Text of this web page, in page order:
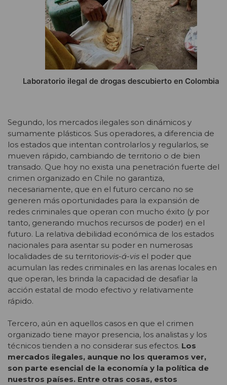
Laboratorio ilegal de drogas descubierto en Colombia
Segundo, los mercados ilegales son dinámicos y
sumamente plásticos. Sus operadores, a diferencia de
los estados que intentan controlarlos y regularlos, se
mueven rápido, cambiando de territorio o de bien
transado. Que hoy no exista una penetración fuerte del
crimen organizado en Chile no garantiza,
necesariamente, que en el futuro cercano no se
generen más oportunidades para la expansión de
redes criminales que operan con mucho éxito (y por
tanto, generando muchos recursos de poder) en el
futuro. La relativa debilidad económica de los estados
nacionales para asentar su poder en numerosas
localidades de su territoriovis-á-vis el poder que
acumulan las redes criminales en las arenas locales en
que operan, les brinda la capacidad de desafiar la
acción estatal de modo efectivo y relativamente
rápido.
Tercero, aún en aquellos casos en que el crimen
organizado tiene mayor presencia, los analistas y los
técnicos tienden a no considerar sus efectos. Los
mercados ilegales, aunque no los queramos ver,
son parte esencial de la economía y la política de
nuestros países. Entre otras cosas, estos